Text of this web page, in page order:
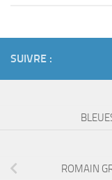
SUIVRE :
ROMAIN